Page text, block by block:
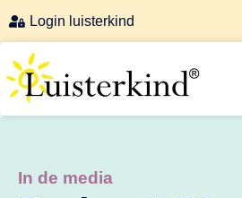
Login luisterkind
In de media